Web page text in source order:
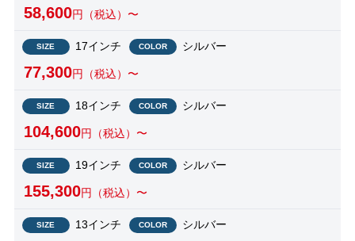
58,600円（税込）〜
SIZE 17インチ COLOR シルバー
77,300円（税込）〜
SIZE 18インチ COLOR シルバー
104,600円（税込）〜
SIZE 19インチ COLOR シルバー
155,300円（税込）〜
SIZE 13インチ COLOR シルバー